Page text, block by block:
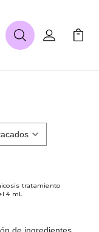
BuscarMi Cuenta
Mi
tratamiento
4 mL
de ingredientes